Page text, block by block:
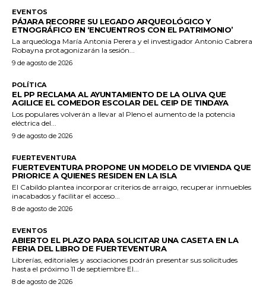
EVENTOS
PÁJARA RECORRE SU LEGADO ARQUEOLÓGICO Y
ETNOGRÁFICO EN ‘ENCUENTROS CON EL PATRIMONIO’
La arqueóloga María Antonia Perera y el investigador Antonio Cabrera
Robayna protagonizarán la sesión...
9 de agosto de 2026
POLÍTICA
EL PP RECLAMA AL AYUNTAMIENTO DE LA OLIVA QUE
AGILICE EL COMEDOR ESCOLAR DEL CEIP DE TINDAYA
Los populares volverán a llevar al Pleno el aumento de la potencia
eléctrica del...
9 de agosto de 2026
FUERTEVENTURA
FUERTEVENTURA PROPONE UN MODELO DE VIVIENDA QUE
PRIORICE A QUIENES RESIDEN EN LA ISLA
El Cabildo plantea incorporar criterios de arraigo, recuperar inmuebles
inacabados y facilitar el acceso...
8 de agosto de 2026
EVENTOS
ABIERTO EL PLAZO PARA SOLICITAR UNA CASETA EN LA
FERIA DEL LIBRO DE FUERTEVENTURA
Librerías, editoriales y asociaciones podrán presentar sus solicitudes
hasta el próximo 11 de septiembre El...
8 de agosto de 2026